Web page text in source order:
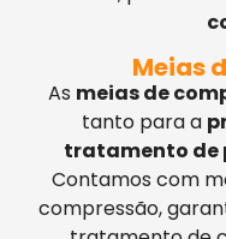
Meias
As meias de
tanto para a
tratamento de
Contamos com
compressão,